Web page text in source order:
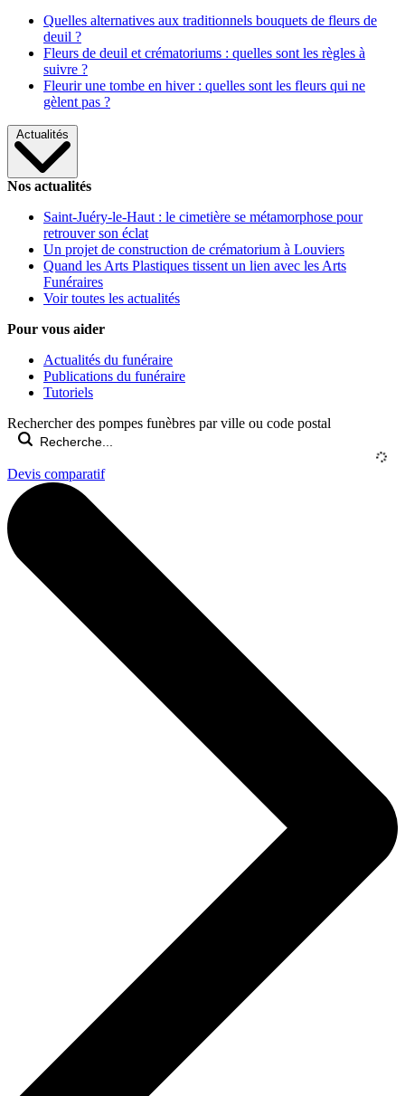
Quelles alternatives aux traditionnels bouquets de fleurs de
deuil ?
Fleurs de deuil et crématoriums : quelles sont les règles à
suivre ?
Fleurir une tombe en hiver : quelles sont les fleurs qui ne
gèlent pas ?
Actualités
Nos actualités
Saint-Juéry-le-Haut : le cimetière se métamorphose pour
retrouver son éclat
Un projet de construction de crématorium à Louviers
Quand les Arts Plastiques tissent un lien avec les Arts
Funéraires
Voir toutes les actualités
Pour vous aider
Actualités du funéraire
Publications du funéraire
Tutoriels
Rechercher des pompes funèbres par ville ou code postal
Devis comparatif